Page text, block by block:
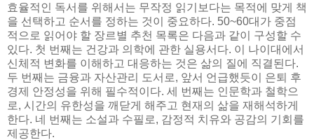
효율적인 독서를 위해서는 무작정 읽기보다는 목적에 맞게 책
을 선택하고 순서를 정하는 것이 중요하다. 50~60대가 중점
적으로 읽어야 할 장르별 추천 목록은 다음과 같이 구성할 수
있다. 첫 번째는 건강과 의학에 관한 실용서다. 이 나이대에서
신체적 변화를 이해하고 대응하는 것은 삶의 질에 직결된다.
두 번째는 금융과 자산관리 도서로, 앞서 언급했듯이 은퇴 후
경제 안정성을 위해 필수적이다. 세 번째는 인문학과 철학으
로, 시간의 유한성을 깨닫게 해주고 현재의 삶을 재해석하게
한다. 네 번째는 소설과 수필로, 감정적 치유와 공감의 기회를
제공한다.